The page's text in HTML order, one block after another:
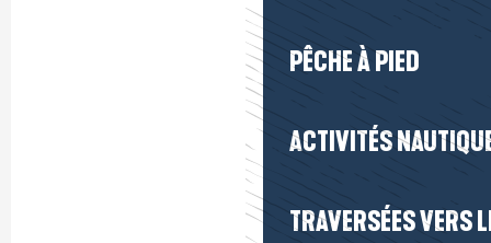
PÊCHE À PIED
ACTIVITÉS
TRAVERSÉES VERS